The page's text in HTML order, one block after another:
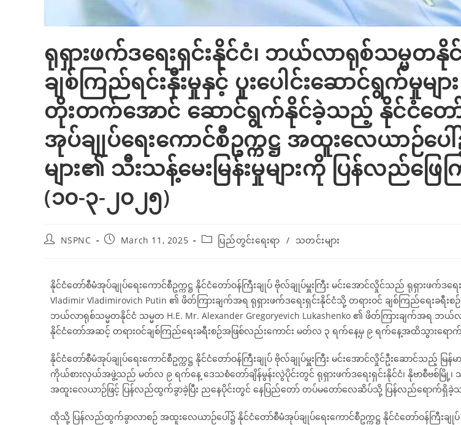
ရုရှားဖက်ဒရေးရှင်းနိုင်ငံ၊ ဘယ်လာရုစ်သမ္မတ
ချစ်ကြည်ရင်းနှီးမှုနှင့် ပူးပေါင်းဆောင်ရွက်မှုမျာ
တိုးတက်အောင် ဆောင်ရွက်နိုင်ခဲ့သည့် နိုင်ငံတေ
အုပ်ချုပ်ရေးကောင်စီဥက္ကဋ္ဌ အထူးလေယာဉ်ပေ
များ၏ သီးသန့်မေးမြန်းမှုများကို ပြန်လည်ဖြေက
(၁၀-၃-၂၀၂၅)
NSPNC March 11, 2025 ပြည်တွင်းရေးရာ / သတင်းများ
နိုင်ငံတော်စီမံအုပ်ချုပ်ရေးကောင်စီဥက္ကဋ္ဌ နိုင်ငံတော်ဝန်ကြီးချုပ် ဗိုလ်ချုပ်မှူးကြီး မင်းအောင်လှိုင်သည် ရုရှားဖက်ဒရေ
Vladimir Vladimirovich Putin ၏ ဖိတ်ကြားချက်အရ ရုရှားဖက်ဒရေးရှင်းနိုင်ငံသို့ တရားဝင် ချစ်ကြည်ရေးခရီးစ
ဘယ်လာရုစ်သမ္မတနိုင်ငံ သမ္မတ H.E. Mr. Alexander Gregoryevich Lukashenko ၏ ဖိတ်ကြားချက်အရ ဘ
နိုင်ငံတော်အဆင့် တရားဝင်ချစ်ကြည်ရေးခရီးစဉ်အဖြစ်လည်းကောင်း မတ်လ ၃ ရက်နေ့မှ ၉ ရက်နေ့အထိသွားရေ
နိုင်ငံတော်စီမံအုပ်ချုပ်ရေးကောင်စီဥက္ကဋ္ဌ နိုင်ငံတော်ဝန်ကြီးချုပ် ဗိုလ်ချုပ်မှူးကြီး မင်းအောင်လှိုင်ဦးဆောင်သည့် မြန်မ
ကိုယ်စားလှယ်အဖွဲ့သည် မတ်လ ၉ ရက်နေ့ ဒေသစံတော်ချိန်မွန်းလွဲပိုင်းတွင် ရုရှားဖက်ဒရေးရှင်းနိုင်ငံ၊ နိုဗာစီဗစ်မြို့၊
အထူးလေယာဉ်ဖြင့် ပြန်လည်ထွက်ခွာခဲ့ပြီး ညနေပိုင်းတွင် နေပြည်တော် တပ်မတော်လေဆိပ်သို့ ပြန်လည်ရောက်ရှိခဲ့
ထိုသို့ ပြန်လည်ထွက်ခွာလာစဉ် အထူးလေယာဉ်ပေါ်၌ နိုင်ငံတော်စီမံအုပ်ချုပ်ရေးကောင်စီဥက္ကဋ္ဌ နိုင်ငံတော်ဝန်ကြီးချုပ်